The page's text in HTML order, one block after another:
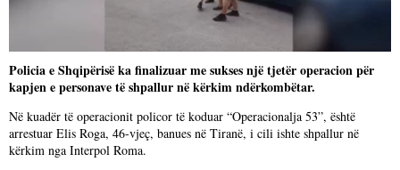
Policia e Shqipërisë ka finalizuar me sukses një tjetër operacion për
kapjen e personave të shpallur në kërkim ndërkombëtar.
Në kuadër të operacionit policor të koduar “Operacionalja 53”, është
arrestuar Elis Roga, 46-vjeç, banues në Tiranë, i cili ishte shpallur në
kërkim nga Interpol Roma.